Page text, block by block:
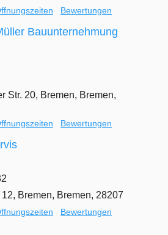
Bewertungen
Bauunternehmung
Str. 20, Bremen, Bremen,
Bewertungen
Bremen, Bremen, 28207
Bewertungen